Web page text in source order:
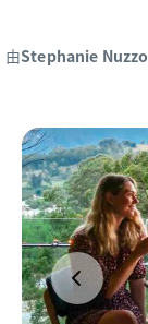
由Stephanie Nuzzo